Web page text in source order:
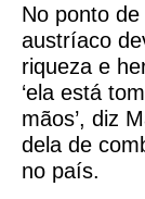
No ponto
austríaco
riqueza e
‘ela está
mãos’, diz
dela de
no país.